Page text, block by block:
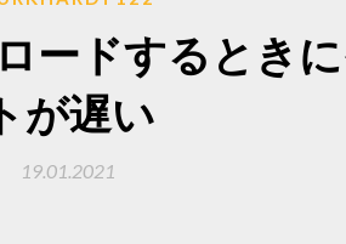
ードするとき
が遅い
19.01.2021